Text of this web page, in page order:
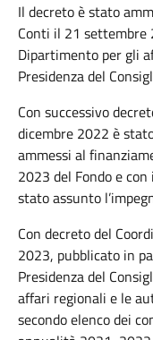
Il decreto è stato
Conti il 21 settembre
Dipartimento per gli
Presidenza del
Con successivo
dicembre 2022 è
ammessi al
2023 del Fondo e
stato assunto
Con decreto del
2023, pubblicato in
Presidenza del
affari regionali e le
secondo elenco dei